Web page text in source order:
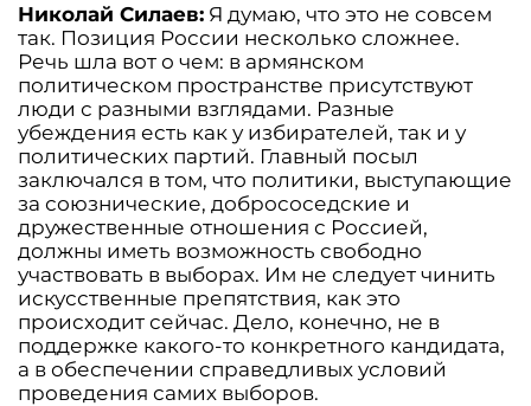
Николай Силаев: Я думаю, что это не совсем
так. Позиция России несколько сложнее.
Речь шла вот о чем: в армянском
политическом пространстве присутствуют
люди с разными взглядами. Разные
убеждения есть как у избирателей, так и у
политических партий. Главный посыл
заключался в том, что политики, выступающие
за союзнические, добрососедские и
дружественные отношения с Россией,
должны иметь возможность свободно
участвовать в выборах. Им не следует чинить
искусственные препятствия, как это
происходит сейчас. Дело, конечно, не в
поддержке какого-то конкретного кандидата,
а в обеспечении справедливых условий
проведения самих выборов.